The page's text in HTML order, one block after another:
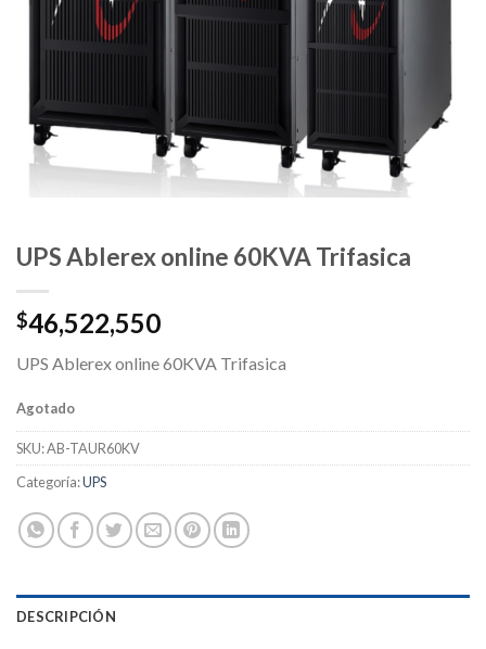
UPS Ablerex online 60KVA Trifasica
$46,522,550
UPS Ablerex online 60KVA Trifasica
Agotado
SKU:AB-TAUR60KV
Categoría:UPS
DESCRIPCIÓN